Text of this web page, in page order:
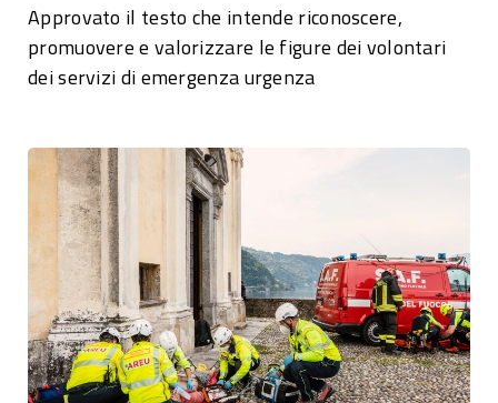
Approvato il testo che intende riconoscere,
promuovere e valorizzare le figure dei volontari
dei servizi di emergenza urgenza